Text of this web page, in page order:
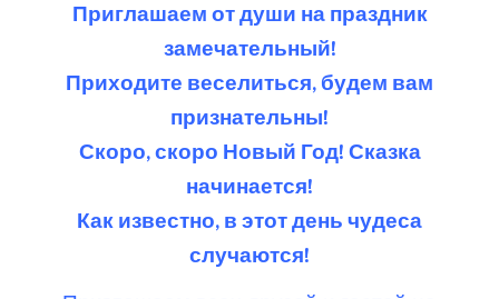
Приглашаем от души на праздник
замечательный!
Приходите веселиться, будем вам
признательны!
Скоро, скоро Новый Год! Сказка
начинается!
Как известно, в этот день чудеса
случаются!